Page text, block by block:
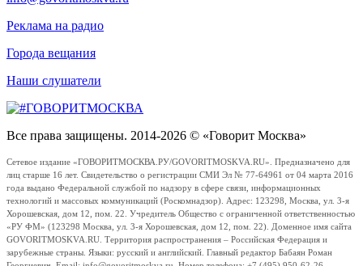
Реклама на радио
Города вещания
Наши слушатели
Все права защищены. 2014-2026 © «Говорит Москва»
Сетевое издание «ГОВОРИТМОСКВА.РУ/GOVORITMOSKVA.RU». Предназначено для
лиц старше 16 лет. Свидетельство о регистрации СМИ Эл № 77-64961 от 04 марта 2016
года выдано Федеральной службой по надзору в сфере связи, информационных
технологий и массовых коммуникаций (Роскомнадзор). Адрес: 123298, Москва, ул. 3-я
Хорошевская, дом 12, пом. 22. Учредитель Общество с ограниченной ответственностью
«РУ ФМ» (123298 Москва, ул. 3-я Хорошевская, дом 12, пом. 22). Доменное имя сайта
GOVORITMOSKVA.RU. Территория распространения – Российская Федерация и
зарубежные страны. Языки: русский и английский. Главный редактор Бабаян Роман